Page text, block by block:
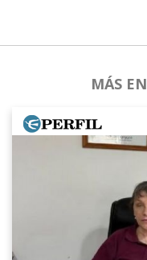
MÁS EN